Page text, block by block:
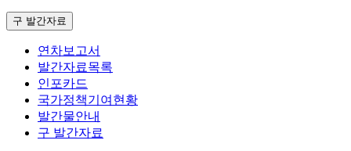
구 발간자료
연차보고서
발간자료목록
인포카드
국가정책기여현황
발간물안내
구 발간자료